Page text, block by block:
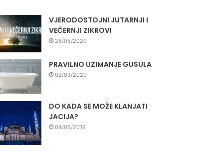
VJERODOSTOJNI JUTARNJI I
VEČERNJI ZIKROVI
26/05/2020
PRAVILNO UZIMANJE GUSULA
02/03/2020
DO KADA SE MOŽE KLANJATI
JACIJA?
04/06/2019